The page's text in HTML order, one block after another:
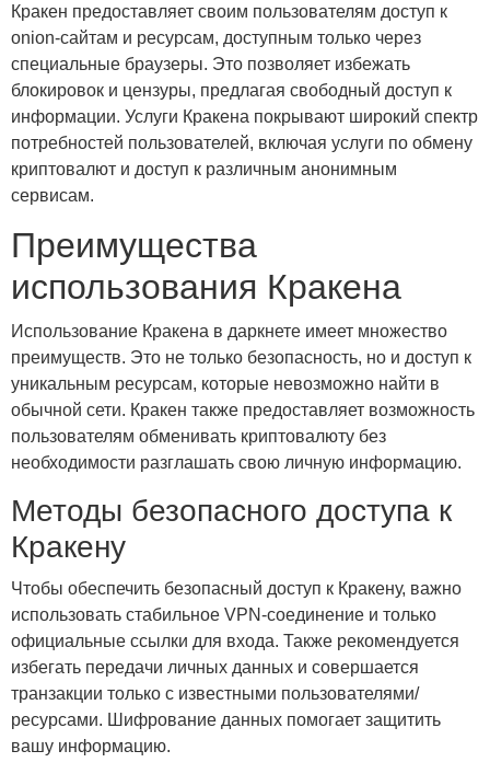
Кракен предоставляет своим пользователям доступ к
onion-сайтам и ресурсам, доступным только через
специальные браузеры. Это позволяет избежать
блокировок и цензуры, предлагая свободный доступ к
информации. Услуги Кракена покрывают широкий спектр
потребностей пользователей, включая услуги по обмену
криптовалют и доступ к различным анонимным
сервисам.
Преимущества
использования Кракена
Использование Кракена в даркнете имеет множество
преимуществ. Это не только безопасность, но и доступ к
уникальным ресурсам, которые невозможно найти в
обычной сети. Кракен также предоставляет возможность
пользователям обменивать криптовалюту без
необходимости разглашать свою личную информацию.
Методы безопасного доступа к
Кракену
Чтобы обеспечить безопасный доступ к Кракену, важно
использовать стабильное VPN-соединение и только
официальные ссылки для входа. Также рекомендуется
избегать передачи личных данных и совершается
транзакции только с известными пользователями/
ресурсами. Шифрование данных помогает защитить
вашу информацию.